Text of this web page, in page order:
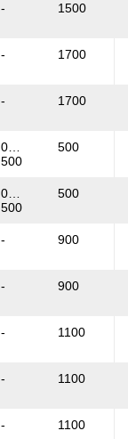
- 1500
- 1700
- 1700
0…
500
500
0…
500
500
- 900
- 900
- 1100
- 1100
- 1100